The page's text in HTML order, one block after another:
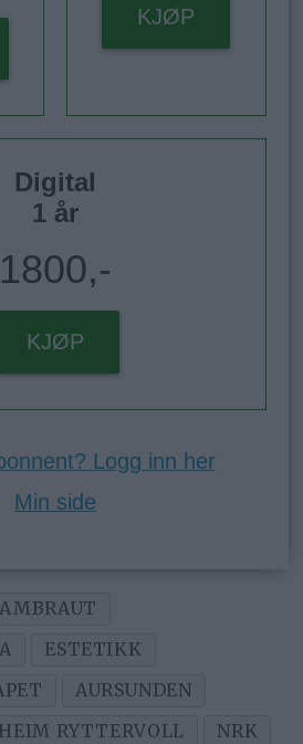
KJØP
Digital
1 år
1800,-
KJØP
Logg inn her
Min side
ESTETIKK
AURSUNDEN
RYTTERVOLL
NRK